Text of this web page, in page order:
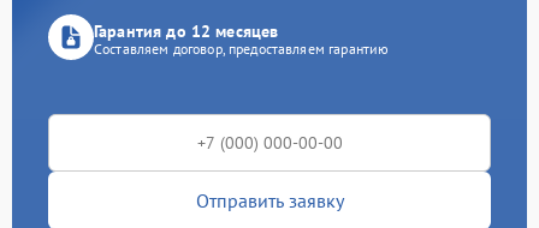
Гарантия до 12 месяцев
Составляем договор, предоставляем гарантию
Отправить заявку